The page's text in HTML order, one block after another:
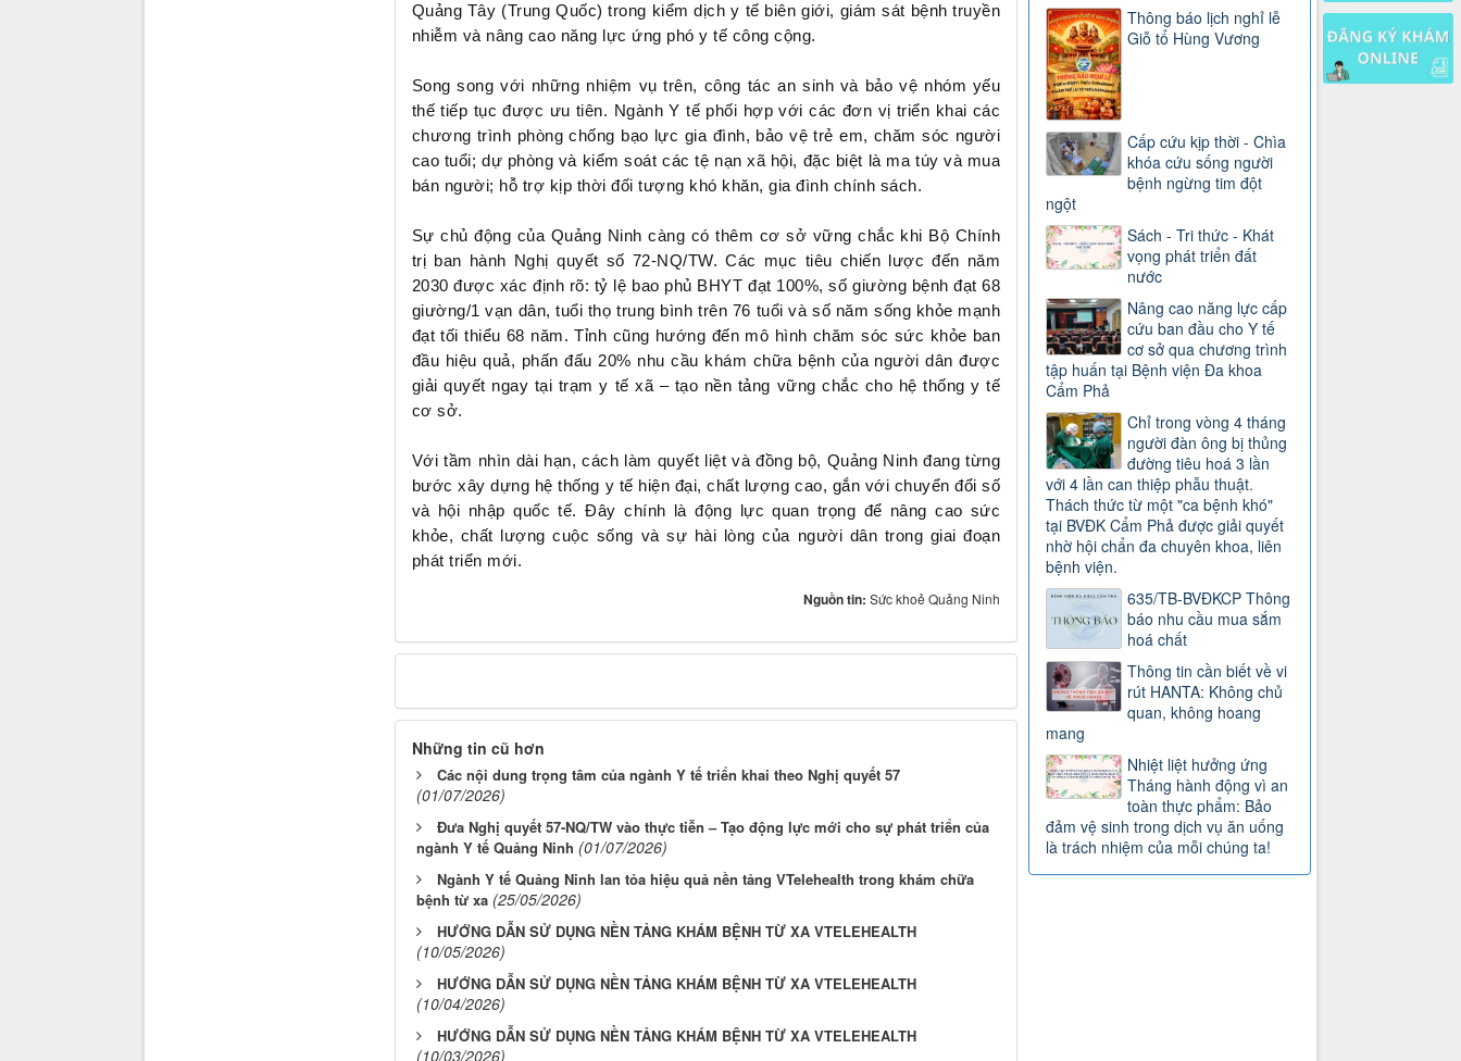
Quảng Tây (Trung Quốc) trong kiểm dịch y tế biên giới, giám sát bệnh truyền
nhiễm và nâng cao năng lực ứng phó y tế công cộng.
Song song với những nhiệm vụ trên, công tác an sinh và bảo vệ nhóm yếu
thế tiếp tục được ưu tiên. Ngành Y tế phối hợp với các đơn vị triển khai các
chương trình phòng chống bạo lực gia đình, bảo vệ trẻ em, chăm sóc người
cao tuổi; dự phòng và kiểm soát các tệ nạn xã hội, đặc biệt là ma túy và mua
bán người; hỗ trợ kịp thời đối tượng khó khăn, gia đình chính sách.
Sự chủ động của Quảng Ninh càng có thêm cơ sở vững chắc khi Bộ Chính
trị ban hành Nghị quyết số 72-NQ/TW. Các mục tiêu chiến lược đến năm
2030 được xác định rõ: tỷ lệ bao phủ BHYT đạt 100%, số giường bệnh đạt 68
giường/1 vạn dân, tuổi thọ trung bình trên 76 tuổi và số năm sống khỏe mạnh
đạt tối thiểu 68 năm. Tỉnh cũng hướng đến mô hình chăm sóc sức khỏe ban
đầu hiệu quả, phấn đấu 20% nhu cầu khám chữa bệnh của người dân được
giải quyết ngay tại trạm y tế xã – tạo nền tảng vững chắc cho hệ thống y tế
cơ sở.
Với tầm nhìn dài hạn, cách làm quyết liệt và đồng bộ, Quảng Ninh đang từng
bước xây dựng hệ thống y tế hiện đại, chất lượng cao, gắn với chuyển đổi số
và hội nhập quốc tế. Đây chính là động lực quan trọng để nâng cao sức
khỏe, chất lượng cuộc sống và sự hài lòng của người dân trong giai đoạn
phát triển mới.
Nguồn tin:Sức khoẻ Quảng Ninh
Những tin cũ hơn
Các nội dung trọng tâm của ngành Y tế triển khai theo Nghị quyết 57
(01/07/2026)
Đưa Nghị quyết 57-NQ/TW vào thực tiễn – Tạo động lực mới cho sự phát triển của
ngành Y tế Quảng Ninh (01/07/2026)
Ngành Y tế Quảng Ninh lan tỏa hiệu quả nền tảng VTelehealth trong khám chữa
bệnh từ xa (25/05/2026)
HƯỚNG DẪN SỬ DỤNG NỀN TẢNG KHÁM BỆNH TỪ XA VTELEHEALTH
(10/05/2026)
HƯỚNG DẪN SỬ DỤNG NỀN TẢNG KHÁM BỆNH TỪ XA VTELEHEALTH
(10/04/2026)
HƯỚNG DẪN SỬ DỤNG NỀN TẢNG KHÁM BỆNH TỪ XA VTELEHEALTH
(10/03/2026)
Thông báo lịch nghỉ lễ
Giỗ tổ Hùng Vương
Cấp cứu kịp thời - Chìa
khóa cứu sống người
bệnh ngừng tim đột
ngột
Sách - Tri thức - Khát
vọng phát triển đất
nước
Nâng cao năng lực cấp
cứu ban đầu cho Y tế
cơ sở qua chương trình
tập huấn tại Bệnh viện Đa khoa
Cẩm Phả
Chỉ trong vòng 4 tháng
người đàn ông bị thủng
đường tiêu hoá 3 lần
với 4 lần can thiệp phẫu thuật.
Thách thức từ một "ca bệnh khó"
tại BVĐK Cẩm Phả được giải quyết
nhờ hội chẩn đa chuyên khoa, liên
bệnh viện.
635/TB-BVĐKCP Thông
báo nhu cầu mua sắm
hoá chất
Thông tin cần biết về vi
rút HANTA: Không chủ
quan, không hoang
mang
Nhiệt liệt hưởng ứng
Tháng hành động vì an
toàn thực phẩm: Bảo
đảm vệ sinh trong dịch vụ ăn uống
là trách nhiệm của mỗi chúng ta!